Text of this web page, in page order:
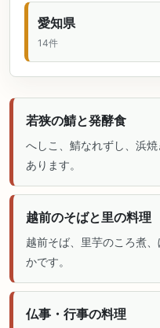
愛知県
14件
若狭の鯖と発酵食
へしこ、鯖なれずし、浜
あります。
越前のそばと里の料理
越前そば、里芋のころ煮
かです。
仏事・行事の料理